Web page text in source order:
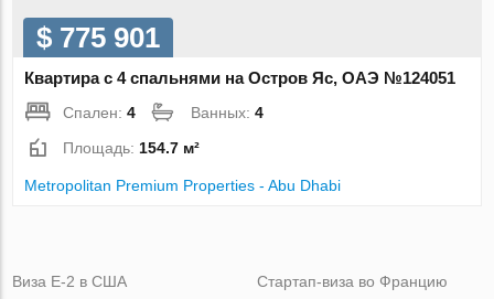
$ 775 901
Квартира с 4 спальнями на Остров Яс, ОАЭ №124051
Спален:4 Ванных:4
Площадь: 154.7 м²
Metropolitan Premium Properties - Abu Dhabi
Виза Е-2 в США
Стартап-виза во Францию